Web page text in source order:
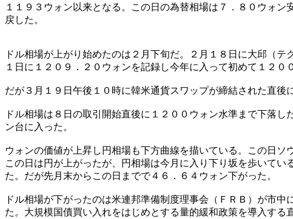
１１９３ウォン以来となる。この日の為替相場は７．８０ウォ
戻した。
ドル相場が上がり始めたのは２月下旬だ。２月１８日に大邱（
１日に１２０９．２０ウォンを記録し今年に入って初めて１２
だが３月１９日午後１０時に韓米通貨スワップが締結された直後
ドル相場は８日の取引開始直後に１２００ウォン水準まで下落
ン台に入った。
ウォンの価値が上昇し円相場も下方曲線を描いている。この日
この日は円が上がったが、円相場は今月に入り下り坂を歩いて
た。だが先月末からこの日までで４６．６４ウォン下がった。
ドル相場が下がったのは米連邦準備制度理事会（ＦＲＢ）が市
た。大規模国債買い入れをはじめとする量的緩和政策を導入す